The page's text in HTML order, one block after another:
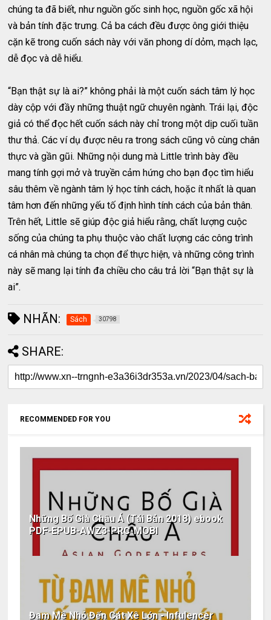
chúng ta đã biết, như nguồn gốc sinh học, nguồn gốc xã hội
và bản tính đặc trưng. Cả ba cách đều được ông giới thiệu
cặn kẽ trong cuốn sách này với văn phong dí dỏm, mạch lạc,
dễ đọc và dễ hiểu.
“Bạn thật sự là ai?” không phải là một cuốn sách tâm lý học
dày cộp với đầy những thuật ngữ chuyên ngành. Trái lại, độc
giả có thể đọc hết cuốn sách này chỉ trong một dịp cuối tuần
thư thả. Các ví dụ được nêu ra trong sách cũng vô cùng chân
thực và gần gũi. Những nội dung mà Little trình bày đều
mang tính gợi mở và truyền cảm hứng cho bạn đọc tìm hiểu
sâu thêm về ngành tâm lý học tính cách, hoặc ít nhất là quan
tâm hơn đến những yếu tố định hình tính cách của bản thân.
Trên hết, Little sẽ giúp độc giả hiểu rằng, chất lượng cuộc
sống của chúng ta phụ thuộc vào chất lượng các công trình
cá nhân mà chúng ta chọn để thực hiện, và những công trình
này sẽ mang lại tính đa chiều cho câu trả lời “Bạn thật sự là
ai”.
NHÃN: Sách 30798
SHARE:
RECOMMENDED FOR YOU
Những Bố Già Châu Á (Tái Bản 2018) ebook
PDF-EPUB-AWZ3-PRC-MOBI
Đam Mê Nhỏ Đến Cát Xê Lớn - Infulencer